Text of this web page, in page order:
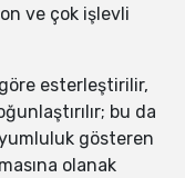
ve çok işlevli
esterleştirilir,
bu da
gösteren
olanak